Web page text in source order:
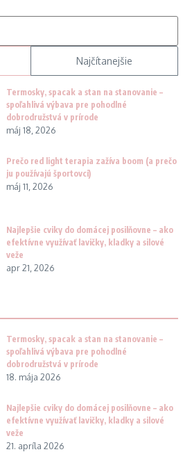
Najčítanejšie
Termosky, spacak a stan na stanovanie –
spoľahlivá výbava pre pohodlné
dobrodružstvá v prírode
máj 18, 2026
Prečo red light terapia zažíva boom (a prečo
ju používajú športovci)
máj 11, 2026
Najlepšie cviky do domácej posilňovne – ako
efektívne využívať lavičky, kladky a silové
veže
apr 21, 2026
Termosky, spacak a stan na stanovanie –
spoľahlivá výbava pre pohodlné
dobrodružstvá v prírode
18. mája 2026
Najlepšie cviky do domácej posilňovne – ako
efektívne využívať lavičky, kladky a silové
veže
21. apríla 2026